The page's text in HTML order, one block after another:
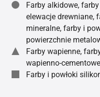
Farby alkidowe,
elewacje drewniane,
mineralne, farby i
powierzchnie
Farby wapienne,
wapienno-cementowe
Farby i powłoki